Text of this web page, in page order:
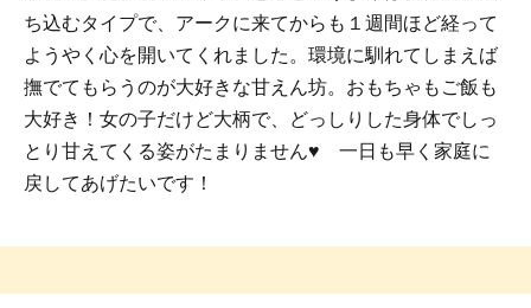
ち込むタイプで、アークに来てからも１週間ほど経って
ようやく心を開いてくれました。環境に馴れてしまえば
撫でてもらうのが大好きな甘えん坊。おもちゃもご飯も
大好き！女の子だけど大柄で、どっしりした身体でしっ
とり甘えてくる姿がたまりません♥ 一日も早く家庭に
戻してあげたいです！